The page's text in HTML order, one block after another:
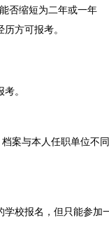
否缩短为二年或一年
方可报考。
。
案与本人任职单位不
校报名，但只能参加